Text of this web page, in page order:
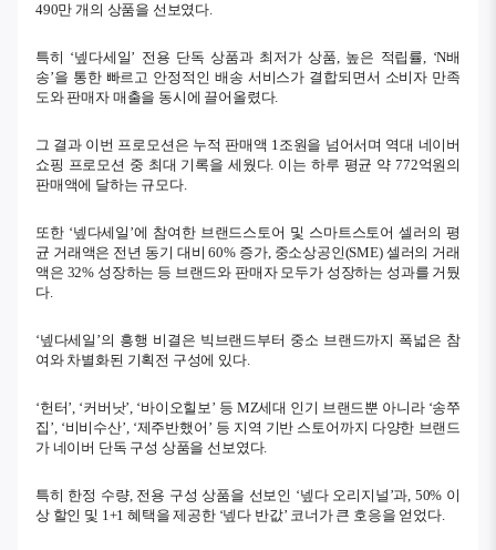
490만 개의 상품을 선보였다.
특히 ‘넾다세일’ 전용 단독 상품과 최저가 상품, 높은 적립률, ‘N배
송’을 통한 빠르고 안정적인 배송 서비스가 결합되면서 소비자 만족
도와 판매자 매출을 동시에 끌어올렸다.
그 결과 이번 프로모션은 누적 판매액 1조원을 넘어서며 역대 네이버
쇼핑 프로모션 중 최대 기록을 세웠다. 이는 하루 평균 약 772억원의
판매액에 달하는 규모다.
또한 ‘넾다세일’에 참여한 브랜드스토어 및 스마트스토어 셀러의 평
균 거래액은 전년 동기 대비 60% 증가, 중소상공인(SME) 셀러의 거래
액은 32% 성장하는 등 브랜드와 판매자 모두가 성장하는 성과를 거뒀
다.
‘넾다세일’의 흥행 비결은 빅브랜드부터 중소 브랜드까지 폭넓은 참
여와 차별화된 기획전 구성에 있다.
‘헌터’, ‘커버낫’, ‘바이오힐보’ 등 MZ세대 인기 브랜드뿐 아니라 ‘송쭈
집’, ‘비비수산’, ‘제주반했어’ 등 지역 기반 스토어까지 다양한 브랜드
가 네이버 단독 구성 상품을 선보였다.
특히 한정 수량, 전용 구성 상품을 선보인 ‘넾다 오리지널’과, 50% 이
상 할인 및 1+1 혜택을 제공한 ‘넾다 반값’ 코너가 큰 호응을 얻었다.